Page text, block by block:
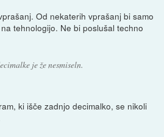
Od nekaterih vprašanj bi samo
tehnologijo. Ne bi poslušal techno
je že nesmiseln.
ki išče zadnjo decimalko, se nikoli